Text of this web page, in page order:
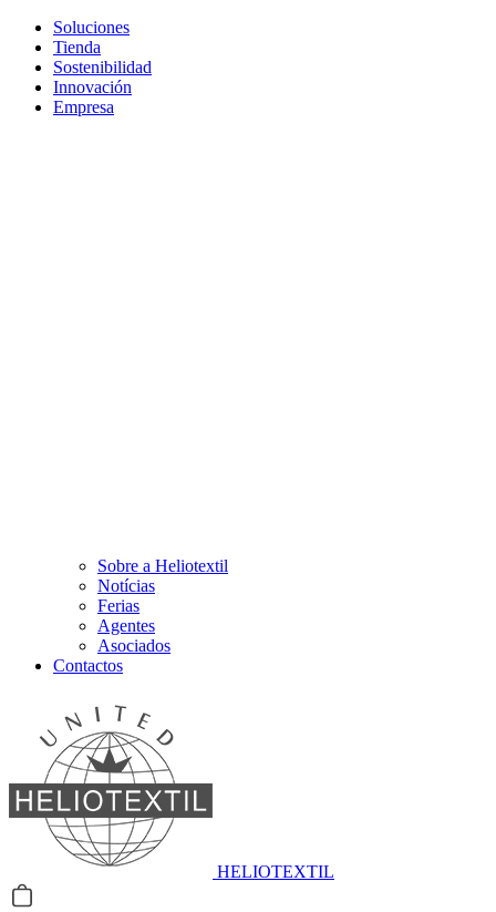
Soluciones
Tienda
Sostenibilidad
Innovación
Empresa
Sobre a Heliotextil
Notícias
Ferias
Agentes
Asociados
Contactos
HELIOTEXTIL